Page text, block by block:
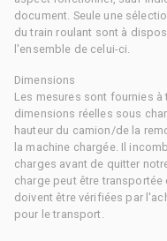
document. Seule une
du train roulant sont à
l'ensemble de celui-ci.
Dimensions
Les mesures sont fournies
dimensions réelles sous
hauteur du camion/de la
la machine chargée. Il
charges avant de quitter
charge peut être
doivent être vérifiées par
pour le transport.